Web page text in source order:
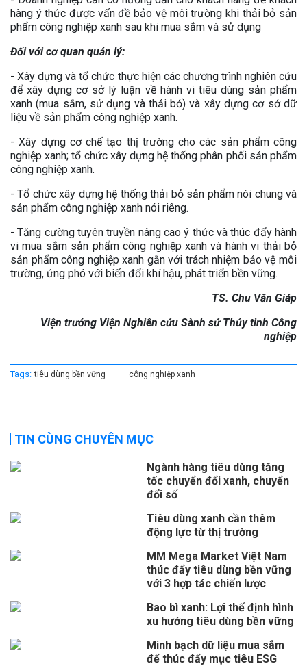
hàng ý thức được vấn đề bảo vệ môi trường khi thải bỏ sản
phẩm công nghiệp xanh sau khi mua sắm và sử dụng
Đối với cơ quan quản lý:
- Xây dựng và tổ chức thực hiện các chương trình nghiên cứu
để xây dựng cơ sở lý luận về hành vi tiêu dùng sản phẩm
xanh (mua sắm, sử dụng và thải bỏ) và xây dựng cơ sở dữ
liệu về sản phẩm công nghiệp xanh.
- Xây dựng cơ chế tạo thị trường cho các sản phẩm công
nghiệp xanh; tổ chức xây dựng hệ thống phân phối sản phẩm
công nghiệp xanh.
- Tổ chức xây dựng hệ thống thải bỏ sản phẩm nói chung và
sản phẩm công nghiệp xanh nói riêng.
- Tăng cường tuyên truyền nâng cao ý thức và thúc đẩy hành
vi mua sắm sản phẩm công nghiệp xanh và hành vi thải bỏ
sản phẩm công nghiệp xanh gắn với trách nhiệm bảo vệ môi
trường, ứng phó với biến đổi khí hậu, phát triển bền vững.
TS. Chu Văn Giáp
Viện trưởng Viện Nghiên cứu Sành sứ Thủy tinh Công
nghiệp
Tags: tiêu dùng bền vững công nghiệp xanh
TIN CÙNG CHUYÊN MỤC
Ngành hàng tiêu dùng tăng
tốc chuyển đổi xanh, chuyển
đổi số
Tiêu dùng xanh cần thêm
động lực từ thị trường
MM Mega Market Việt Nam
thúc đẩy tiêu dùng bền vững
với 3 hợp tác chiến lược
Bao bì xanh: Lợi thế định hình
xu hướng tiêu dùng bền vững
Minh bạch dữ liệu mua sắm
để thúc đẩy mục tiêu ESG